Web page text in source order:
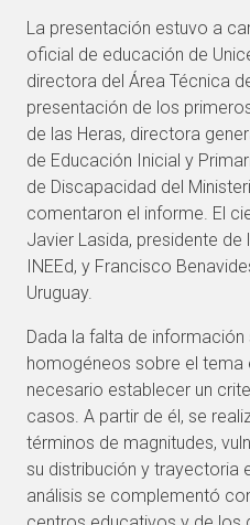
La presentación estuvo a
oficial de educación de
directora del Área Técnica
presentación de los
de las Heras, directora
de Educación Inicial y
de Discapacidad del
comentaron el informe. El
Javier Lasida, presidente de
INEEd, y Francisco
Uruguay.
Dada la falta de
homogéneos sobre el tema
necesario establecer un
casos. A partir de él, se
términos de magnitudes,
su distribución y trayectoria
análisis se complementó